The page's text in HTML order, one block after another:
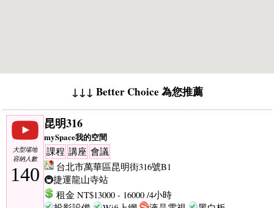
↓↓↓ Better Choice 為您推薦
大型場地
容納人數
140
昆明316
mySpace我的空間
課程 講座 會議
台北市萬華區昆明街316號B1
🚇捷運龍山寺站
租金 NT$13000 - 16000 /4小時